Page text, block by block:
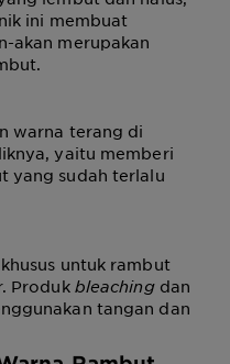
ini membuat
akan merupakan
warna terang di
yaitu memberi
yang sudah terlalu
untuk rambut
Produk bleachingdan
tangan dan